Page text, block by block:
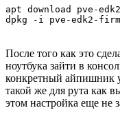
apt download pve-
dpkg -i pve-edk2-
После того как это
ноутбука зайти в
конкретный айпишник
такой же для рута как
этом настройка еще не